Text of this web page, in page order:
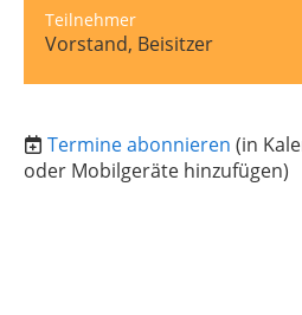
Teilnehmer
Vorstand, Beisitzer
Termine abonnieren (in
oder Mobilgeräte hinzufügen)